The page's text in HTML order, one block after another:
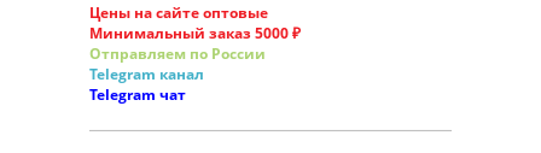
Цены на сайте оптовые
Минимальный заказ 5000 ₽
Отправляем по России
Telegram канал
Telegram чат